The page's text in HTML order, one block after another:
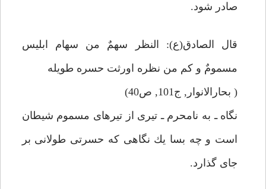
صادر شود.
قال الصادق(ع): النظر سهمٌ من سهام ابليس
مسمومٌ و كم من نظره اورثت حسره طويله
( بحارالانوار, ج101, ص40)
نگاه ـ به نامحرم ـ تيرى از تيرهاى مسموم شيطان
است و چه بسا يك نگاهى كه حسرتى طولانى بر
جاى گذارد.